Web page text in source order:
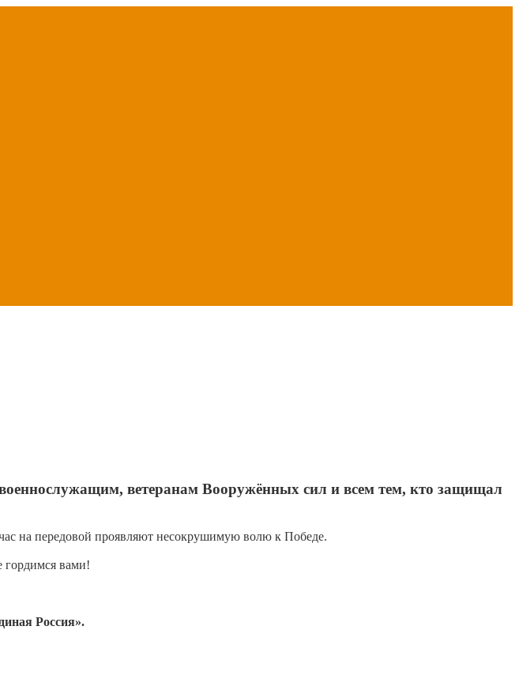
ветеранам Вооружённых сил и всем тем, кто защищал
на передовой проявляют несокрушимую волю к Победе.
гордимся вами!
Россия».